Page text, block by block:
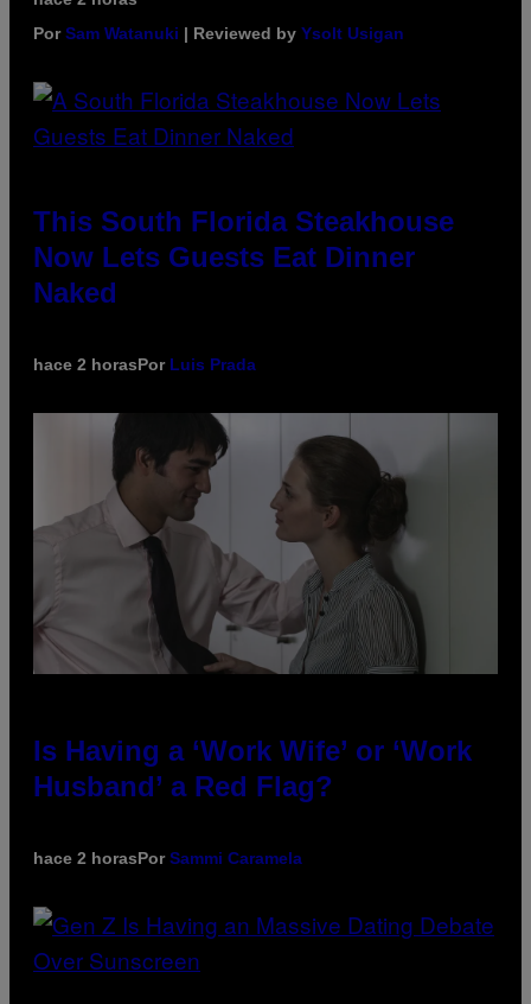
PorSam Watanuki | Reviewed by Ysolt Usigan
This South Florida Steakhouse
Now Lets Guests Eat Dinner
Naked
hace 2 horasPor Luis Prada
Is Having a ‘Work Wife’ or ‘Work
Husband’ a Red Flag?
hace 2 horasPorSammi Caramela